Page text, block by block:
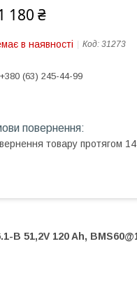
180 ₴
в наявності Код: 31273
+380 (63) 245-44-99
товару протягом 14
B 51,2V 120 Ah,